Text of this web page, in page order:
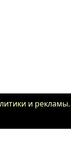
и рекламы.